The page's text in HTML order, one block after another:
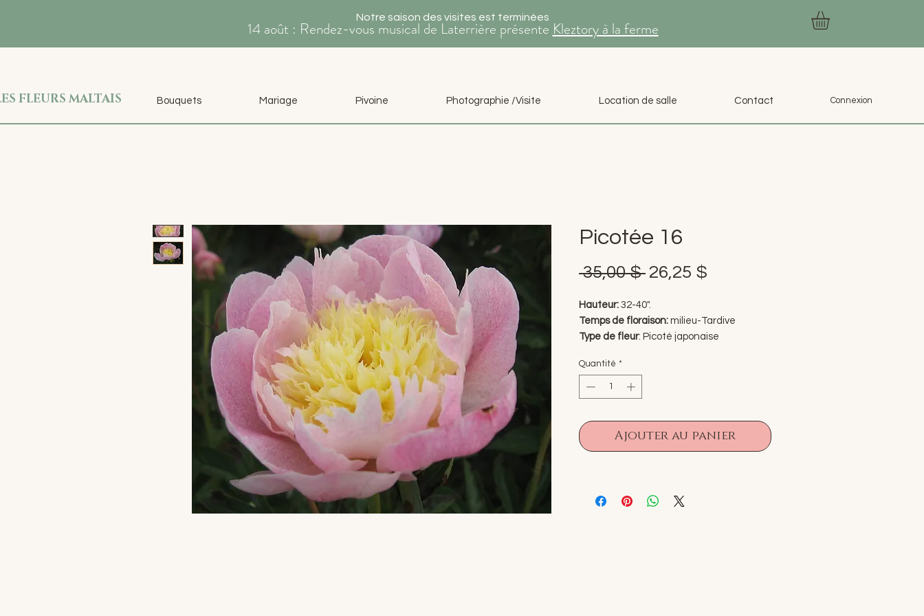
Notre saison des visites est terminées
14 août : Rendez-vous musical de Laterrière présente Kleztory à la ferme
FLEURS MALTAIS Bouquets Mariage Pivoine Photographie /Visite Location de salle Contact Connexion
Picotée 16
35,00 $ Prix
26,25 $
Hauteur: 32-40".
Temps de floraison: milieu-Tardive
Type de fleur: Picoté japonaise
Grosseur de la division
Les pivoines picotées sont un type de
en canette, un souffle rose sur un fond
blanc.
Quantité *
Ajouter au panier